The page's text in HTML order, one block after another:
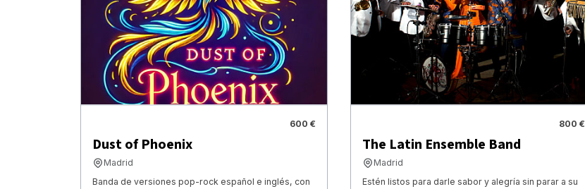
600 €
Dust of Phoenix
Madrid
Banda de versiones pop-rock español e inglés, con
800 €
The Latin Ensemble Band
Madrid
Estén listos para darle sabor y alegría sin parar a su